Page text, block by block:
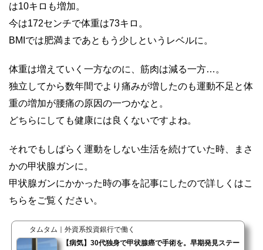
は10キロも増加。
今は172センチで体重は73キロ。
BMIでは肥満まであともう少しというレベルに。
体重は増えていく一方なのに、筋肉は減る一方…。
独立してから数年間でより痛みが増したのも運動不足と体
重の増加が腰痛の原因の一つかなと。
どちらにしても健康には良くないですよね。
それでもしばらく運動をしない生活を続けていた時、まさ
かの甲状腺ガンに。
甲状腺ガンにかかった時の事を記事にしたので詳しくはこ
ちらをご覧ください。
タムタム｜外資系投資銀行で働く
【病気】30代独身で甲状腺癌で手術を。早期発見ステー